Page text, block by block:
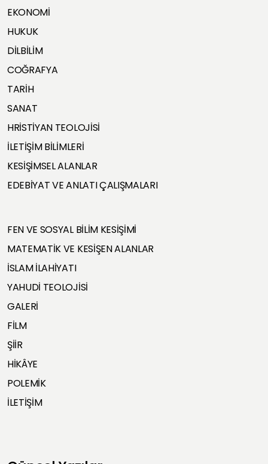
EKONOMİ
HUKUK
DİLBİLİM
COĞRAFYA
TARİH
SANAT
HRİSTİYAN TEOLOJİSİ
İLETİŞİM BİLİMLERİ
KESİŞİMSEL ALANLAR
EDEBİYAT VE ANLATI ÇALIŞMALARI
FEN VE SOSYAL BİLİM KESİŞİMİ
MATEMATİK VE KESİŞEN ALANLAR
İSLAM İLAHİYATI
YAHUDİ TEOLOJİSİ
GALERİ
FİLM
ŞİİR
HİKÂYE
POLEMİK
İLETİŞİM